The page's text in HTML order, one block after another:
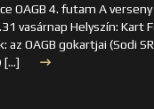
OAGB 4. futam A
vasárnap Helyszín: Kart
az OAGB gokartjai (Sodi
[…]